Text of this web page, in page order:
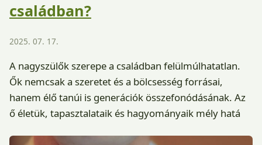
családban?
2025. 07. 17.
A nagyszülők szerepe a családban felülmúlhatatlan.
Ők nemcsak a szeretet és a bölcsesség forrásai,
hanem élő tanúi is generációk összefonódásának. Az
ő életük, tapasztalataik és hagyományaik mély hatá